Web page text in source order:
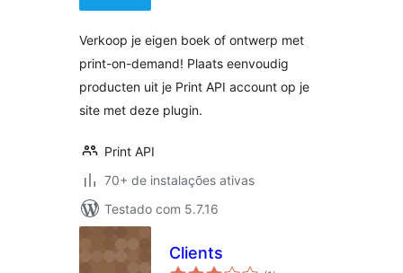
Verkoop je eigen boek of ontwerp met
print-on-demand! Plaats eenvoudig
producten uit je Print API account op je
site met deze plugin.
Print API
70+ de instalações ativas
Testado com 5.7.16
Clients
total